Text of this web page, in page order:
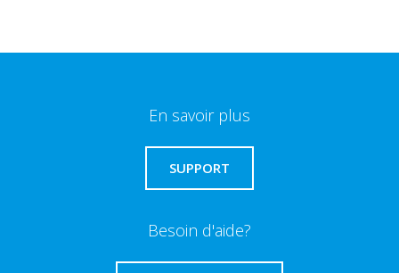
En savoir plus
SUPPORT
Besoin d'aide?